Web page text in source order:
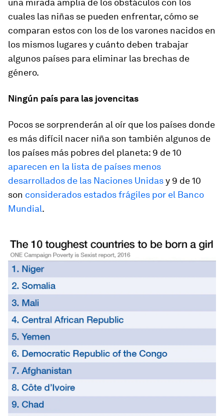
una mirada amplia de los obstáculos con los
cuales las niñas se pueden enfrentar, cómo se
comparan estos con los de los varones nacidos en
los mismos lugares y cuánto deben trabajar
algunos países para eliminar las brechas de
género.
Ningún país para las jovencitas
Pocos se sorprenderán al oír que los países donde
es más difícil nacer niña son también algunos de
los países más pobres del planeta: 9 de 10
aparecen en la lista de países menos
desarrollados de las Naciones Unidasy 9 de 10
son considerados estados frágiles por el Banco
Mundial.